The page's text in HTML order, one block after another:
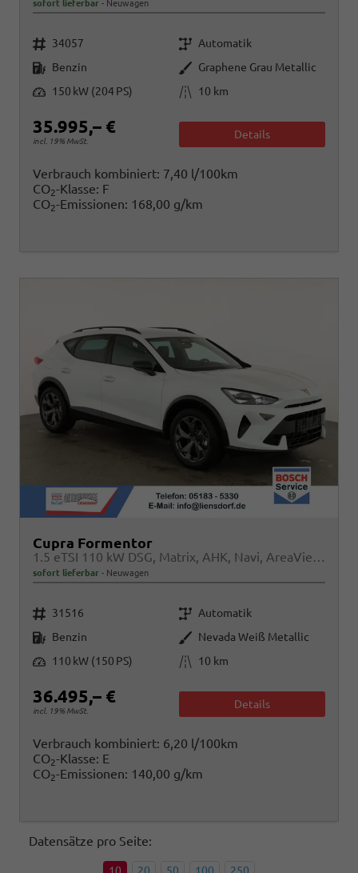
sofort lieferbar Neuwagen
Fahrzeugnr. 34057 Getriebe Automatik
Kraftstoff Benzin Außenfarbe Graphene Grau Metallic
Leistung
150 kW (204 PS) Kilometerstand 10 km
35.995,– €
incl. 19% MwSt.
Details
Verbrauch kombiniert: 7,40 l/100km
CO2-Klasse: F
CO2-Emissionen: 168,00 g/km
Cupra Formentor
sofort lieferbar Neuwagen
Fahrzeugnr. 31516 Getriebe Automatik
Kraftstoff Benzin Außenfarbe Nevada Weiß Metallic
Leistung
110 kW (150 PS) Kilometerstand 10 km
36.495,– €
incl. 19% MwSt.
Details
Verbrauch kombiniert: 6,20 l/100km
CO2-Klasse: E
CO2-Emissionen: 140,00 g/km
Datensätze pro Seite: